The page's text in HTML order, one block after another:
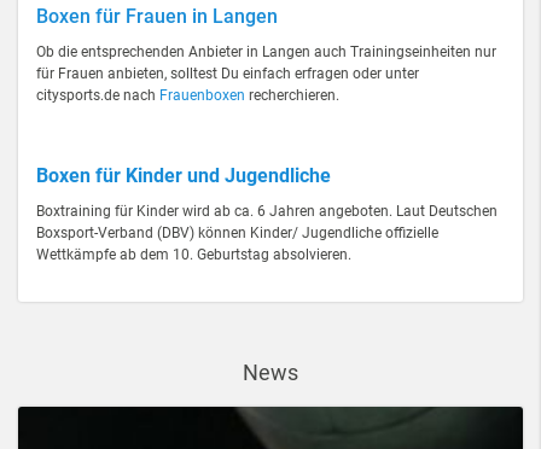
Boxen für Frauen in Langen
Ob die entsprechenden Anbieter in Langen auch Trainingseinheiten nur
für Frauen anbieten, solltest Du einfach erfragen oder unter
citysports.de nach Frauenboxen recherchieren.
Boxen für Kinder und Jugendliche
Boxtraining für Kinder wird ab ca. 6 Jahren angeboten. Laut Deutschen
Boxsport-Verband (DBV) können Kinder/ Jugendliche offizielle
Wettkämpfe ab dem 10. Geburtstag absolvieren.
News